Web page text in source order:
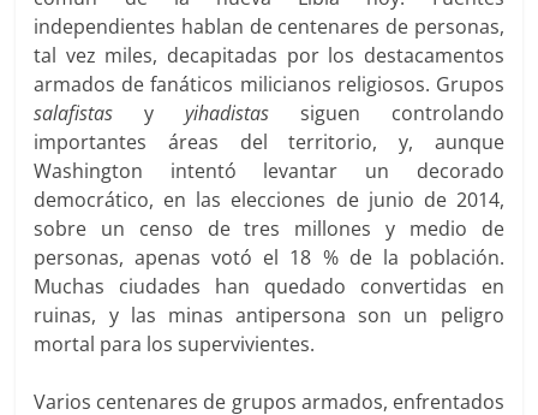
independientes hablan de centenares de personas,
tal vez miles, decapitadas por los destacamentos
armados de fanáticos milicianos religiosos. Grupos
salafistas y yihadistas siguen controlando
importantes áreas del territorio, y, aunque
Washington intentó levantar un decorado
democrático, en las elecciones de junio de 2014,
sobre un censo de tres millones y medio de
personas, apenas votó el 18 % de la población.
Muchas ciudades han quedado convertidas en
ruinas, y las minas antipersona son un peligro
mortal para los supervivientes.
Varios centenares de grupos armados, enfrentados